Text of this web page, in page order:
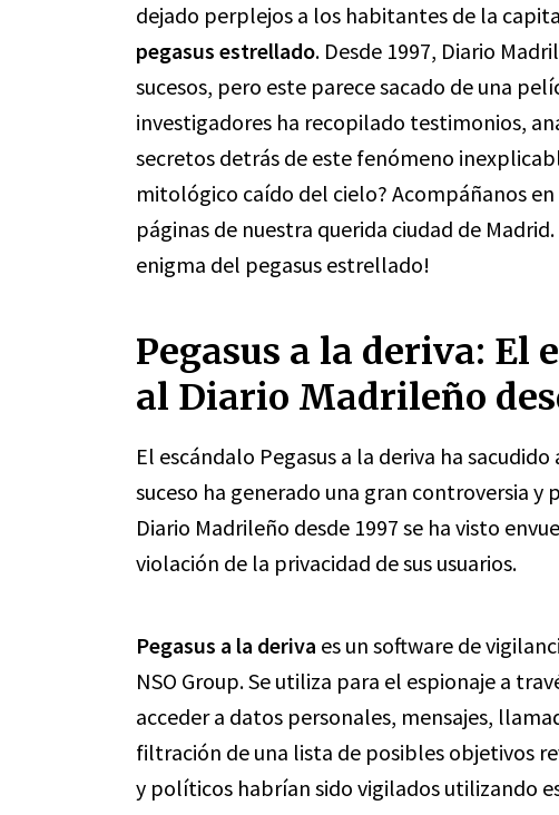
dejado perplejos a los habitantes de la
pegasus estrellado. Desde 1997, Diario
sucesos, pero este parece sacado de una
investigadores ha recopilado testimonios,
secretos detrás de este fenómeno
mitológico caído del cielo? Acompáñanos
páginas de nuestra querida ciudad de
enigma del pegasus estrellado!
Pegasus a la deriva: El
al Diario Madrileño
El escándalo Pegasus a la deriva ha
suceso ha generado una gran controversia
Diario Madrileño desde 1997 se ha visto
violación de la privacidad de sus usuarios.
Pegasus a la deriva es un software de
NSO Group. Se utiliza para el espionaje a
acceder a datos personales, mensajes,
filtración de una lista de posibles objetivos
y políticos habrían sido vigilados utilizando